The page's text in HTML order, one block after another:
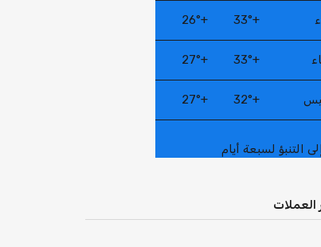
+
33°
+
26°
+
33°
+
27°
+
32°
+
27°
التنبؤ لسبعة أيام
العملات